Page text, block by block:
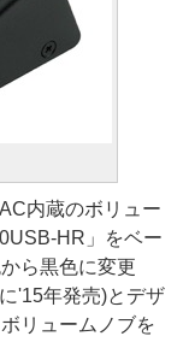
内蔵のボリュー
HR」をベー
ら黒色に変更
'15年発売)とデザ
リュームノブを